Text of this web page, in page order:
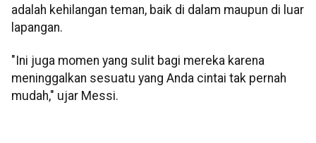
adalah kehilangan teman, baik di dalam maupun di luar
lapangan.
"Ini juga momen yang sulit bagi mereka karena
meninggalkan sesuatu yang Anda cintai tak pernah
mudah," ujar Messi.